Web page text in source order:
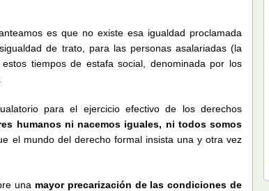
es que no existe esa igualdad proclamada
de trato, para las personas asalariadas (la
tiempos de estafa social, denominada por los
para el ejercicio efectivo de los derechos
humanos ni nacemos iguales, ni todos somos
el mundo del derecho formal insista una y otra vez
una mayor precarización de las condiciones de